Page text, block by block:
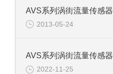
2013-05-24
AVS系列涡街流量传感
2022-11-25